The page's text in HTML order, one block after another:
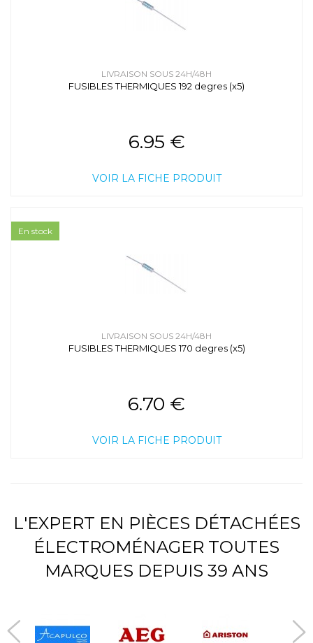
LIVRAISON SOUS 24H/48H
FUSIBLES THERMIQUES 192 degres (x5)
6.95 €
VOIR LA FICHE PRODUIT
LIVRAISON SOUS 24H/48H
FUSIBLES THERMIQUES 170 degres (x5)
6.70 €
VOIR LA FICHE PRODUIT
En stock
L'EXPERT EN PIÈCES DÉTACHÉES
ÉLECTROMÉNAGER TOUTES
MARQUES DEPUIS 39 ANS